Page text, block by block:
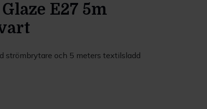
E27 5m
strömbrytare och 5 meters textilsladd